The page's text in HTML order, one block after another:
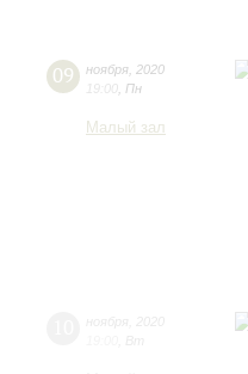
09 ноября 2020
19:00 Пн
Малый зал